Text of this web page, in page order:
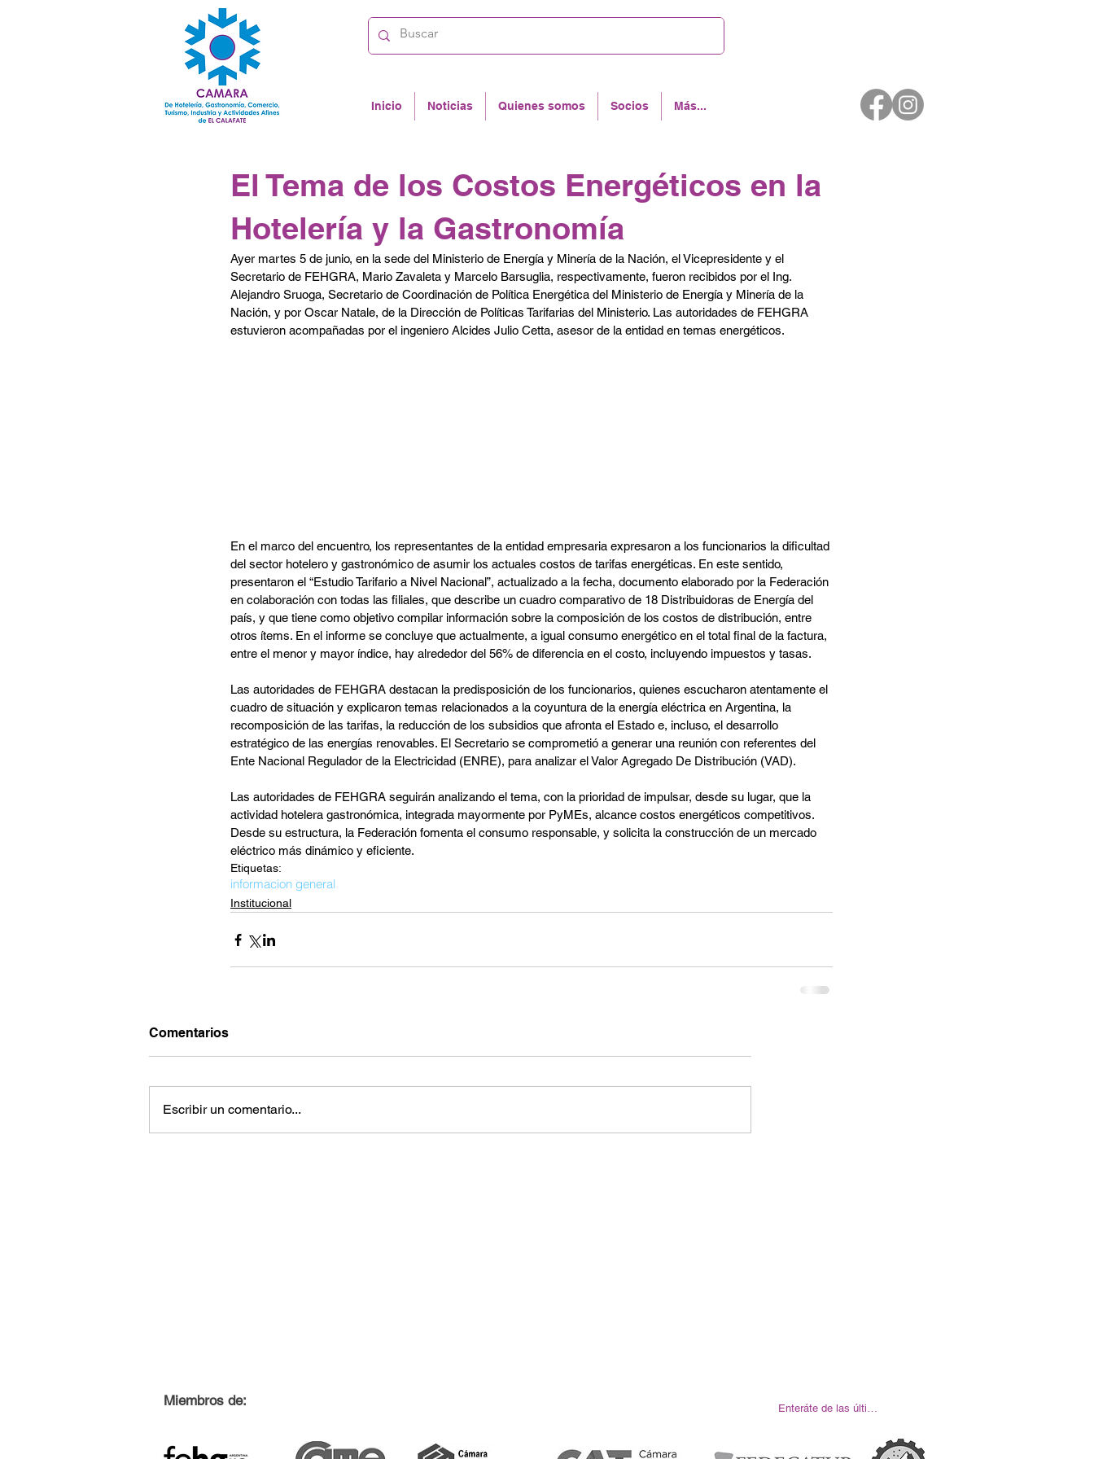
Inicio Noticias Quienes somos Socios Más...
El Tema de los Costos Energéticos en la
Hotelería y la Gastronomía
Ayer martes 5 de junio, en la sede del Ministerio de Energía y Minería de la Nación, el Vicepresidente y el
Secretario de FEHGRA, Mario Zavaleta y Marcelo Barsuglia, respectivamente, fueron recibidos por el Ing.
Alejandro Sruoga, Secretario de Coordinación de Política Energética del Ministerio de Energía y Minería de la
Nación, y por Oscar Natale, de la Dirección de Políticas Tarifarias del Ministerio. Las autoridades de FEHGRA
estuvieron acompañadas por el ingeniero Alcides Julio Cetta, asesor de la entidad en temas energéticos.
En el marco del encuentro, los representantes de la entidad empresaria expresaron a los funcionarios la dificultad
del sector hotelero y gastronómico de asumir los actuales costos de tarifas energéticas. En este sentido,
presentaron el “Estudio Tarifario a Nivel Nacional”, actualizado a la fecha, documento elaborado por la Federación
en colaboración con todas las filiales, que describe un cuadro comparativo de 18 Distribuidoras de Energía del
país, y que tiene como objetivo compilar información sobre la composición de los costos de distribución, entre
otros ítems. En el informe se concluye que actualmente, a igual consumo energético en el total final de la factura,
entre el menor y mayor índice, hay alrededor del 56% de diferencia en el costo, incluyendo impuestos y tasas.
Las autoridades de FEHGRA destacan la predisposición de los funcionarios, quienes escucharon atentamente el
cuadro de situación y explicaron temas relacionados a la coyuntura de la energía eléctrica en Argentina, la
recomposición de las tarifas, la reducción de los subsidios que afronta el Estado e, incluso, el desarrollo
estratégico de las energías renovables. El Secretario se comprometió a generar una reunión con referentes del
Ente Nacional Regulador de la Electricidad (ENRE), para analizar el Valor Agregado De Distribución (VAD).
Las autoridades de FEHGRA seguirán analizando el tema, con la prioridad de impulsar, desde su lugar, que la
actividad hotelera gastronómica, integrada mayormente por PyMEs, alcance costos energéticos competitivos.
Desde su estructura, la Federación fomenta el consumo responsable, y solicita la construcción de un mercado
eléctrico más dinámico y eficiente.
Etiquetas:
informacion general
Institucional
Comentarios
Escribir un comentario...
Miembros de: Enteráte de las últimas noticias